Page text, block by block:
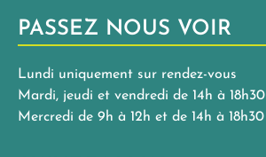
PASSEZ NOUS VOIR
Lundi uniquement sur rendez-vous
Mardi, jeudi et vendredi de 14h à 18h30
Mercredi de 9h à 12h et de 14h à 18h30